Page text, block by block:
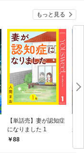
もっと見る
【単話売】妻が認知症
になりました 1
88
か